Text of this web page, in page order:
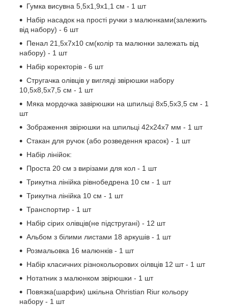
Гумка висувна 5,5х1,9х1,1 см - 1 шт
Набір насадок на прості ручки з малюнками(залежить
від набору) - 6 шт
Пенал 21,5х7х10 см(колір та малюнки залежать від
набору) - 1 шт
Набір коректорів - 6 шт
Стругачка олівців у вигляді звірюшки набору
10,5х8,5х7,5 см - 1 шт
Мяка мордочка завірюшки на шпильці 8х5,5х3,5 см - 1
шт
Зображення звірюшки на шпильці 42х24х7 мм - 1 шт
Стакан для ручок (або розведення красок) - 1 шт
Набір лінійок:
Проста 20 см з вирізами для кол - 1 шт
Трикутна лінійка рівнобедрена 10 см - 1 шт
Трикутна лінійка 10 см - 1 шт
Транспортир - 1 шт
Набір сірих олівців(не підстругані) - 12 шт
Альбом з білими листами 18 аркушів - 1 шт
Розмальовка 16 малюнків - 1 шт
Набір класичних різнокольорових оілвців 12 шт - 1 шт
Нотатник з малюнком звірюшки - 1 шт
Повязка(шарфик) шкільна Ohristian Riur кольору
набору - 1 шт